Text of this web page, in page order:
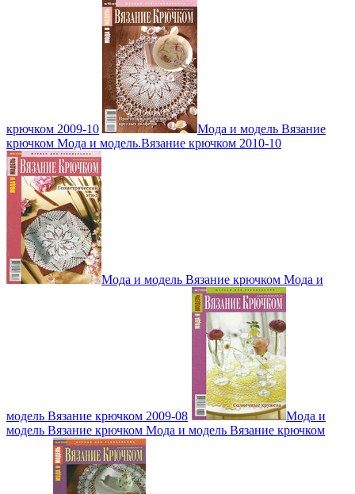
крючком 2009-10
Мода и модель Вязание
крючком Мода и модель.Вязание крючком 2010-10
Мода и модель Вязание крючком Мода и
модель Вязание крючком 2009-08
Мода и
модель Вязание крючком Мода и модель Вязание крючком